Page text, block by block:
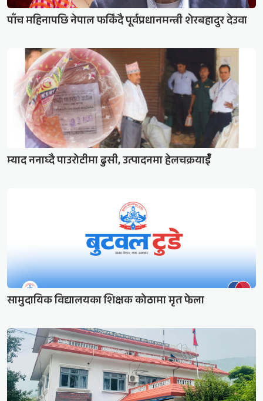
पाँच महिनापछि नेपाल फर्किंदै पूर्वप्रधानमन्त्री शेरबहादुर देउवा
म्याद ननाघ्दै पाउरोटीमा ढुसी, उत्पादनमा हेलचक्रयाईँ
सामुदायिक विद्यालयका शिक्षक कोठामा मृत फेला